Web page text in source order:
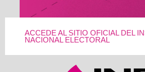
ACCEDE AL SITIO OFICIAL DEL
NACIONAL ELECTORAL